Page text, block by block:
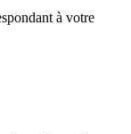
à votre